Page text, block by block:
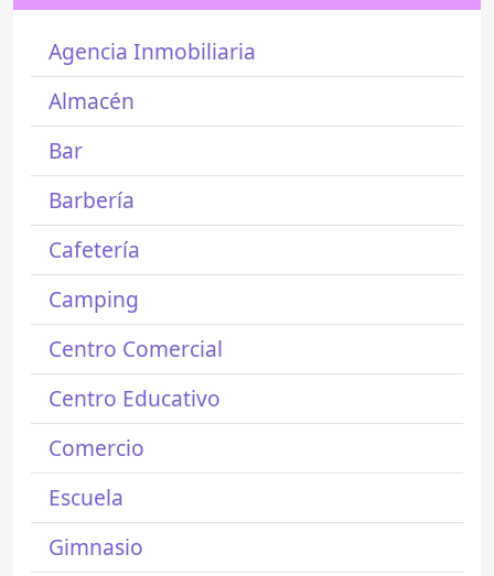
Agencia Inmobiliaria
Almacén
Bar
Barbería
Cafetería
Camping
Centro Comercial
Centro Educativo
Comercio
Escuela
Gimnasio